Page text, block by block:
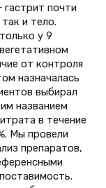
почти
и тело.
у 9
от контроля
назначалась
выбирал
названием
в течение
Мы провели
препаратов,